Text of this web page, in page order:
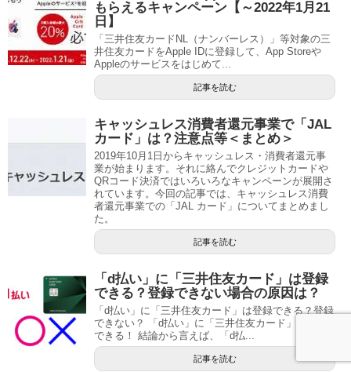
もらえるキャンペーン【～2022年1月21
日】
「三井住友カードNL（ナンバーレス）」等対象の三
井住友カードをApple IDに登録して、App Storeや
Appleのサービスをはじめて...
記事を読む
キャッシュレス消費者還元事業で「JAL
カード」は？注意点等＜まとめ＞
2019年10月1日からキャッシュレス・消費者還元事
業が始まります。それに絡んでクレジットカードや
QRコード決済ではいろいろなキャンペーンが展開さ
れています。今回の記事では、キャッシュレス消費
者還元事業での「JAL カード」についてまとめまし
た。
記事を読む
「d払い」に「三井住友カード」は登録
できる？登録できない場合の原因は？
「d払い」に「三井住友カード」は登録できる？登録
できない？ 「d払い」に「三井住友カード」は利用
できる！ 結論から言えば、「d払...
記事を読む